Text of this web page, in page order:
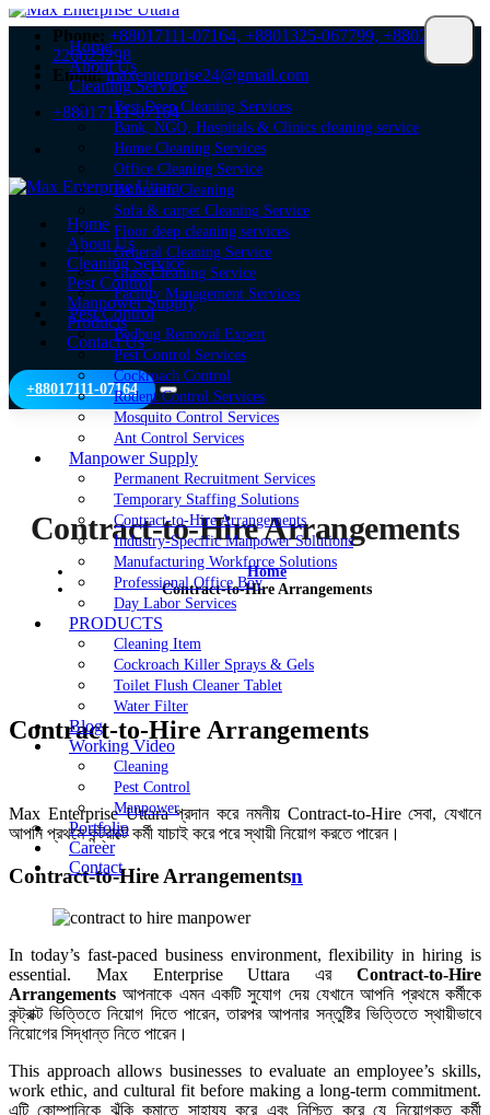
Home
About Us
Cleaning Service
Best Deep Cleaning Services
Bank, NGO, Hospitals & Clinics cleaning service
Home Cleaning Services
Office Cleaning Service
Bathroom Cleaning
Sofa & carpet Cleaning Service
Floor deep cleaning services
General Cleaning Service
Glass Cleaning Service
Facility Management Services
Pest Control
Bedbug Removal Expert
Pest Control Services
Cockroach Control
Rodent Control Services
Mosquito Control Services
Ant Control Services
Manpower Supply
Permanent Recruitment Services
Temporary Staffing Solutions
Contract-to-Hire Arrangements
Industry-Specific Manpower Solutions
Manufacturing Workforce Solutions
Professional Office Boy
Day Labor Services
PRODUCTS
Cleaning Item
Cockroach Killer Sprays & Gels
Toilet Flush Cleaner Tablet
Water Filter
Blog
Working Video
Cleaning
Pest Control
Manpower
Portfolio
Career
Contact
Phone: +88017111-07164, +8801325-067799, +8802-
226623298
Email: maxenterprise24@gmail.com
+88017111-07164
Home
About Us
Cleaning Service
Pest Control
Manpower Supply
Products
Contact Us
+88017111-07164
Contract-to-Hire Arrangements
Home
Contract-to-Hire Arrangements
Contract-to-Hire Arrangements
Max Enterprise Uttara প্রদান করে নমনীয় Contract-to-Hire সেবা, যেখানে
আপনি প্রথমে কন্ট্রাক্টে কর্মী যাচাই করে পরে স্থায়ী নিয়োগ করতে পারেন।
Contract-to-Hire Arrangementsn
In today’s fast-paced business environment, flexibility in hiring is
essential. Max Enterprise Uttara এর Contract-to-Hire
Arrangements আপনাকে এমন একটি সুযোগ দেয় যেখানে আপনি প্রথমে কর্মীকে
কন্ট্রাক্ট ভিত্তিতে নিয়োগ দিতে পারেন, তারপর আপনার সন্তুষ্টির ভিত্তিতে স্থায়ীভাবে
নিয়োগের সিদ্ধান্ত নিতে পারেন।
This approach allows businesses to evaluate an employee’s skills,
work ethic, and cultural fit before making a long-term commitment.
এটি কোম্পানিকে ঝুঁকি কমাতে সাহায্য করে এবং নিশ্চিত করে যে নিয়োগকৃত কর্মী